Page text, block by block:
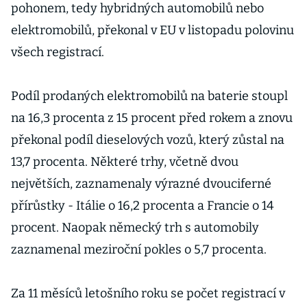
pohonem, tedy hybridných automobilů nebo
elektromobilů, překonal v EU v listopadu polovinu
všech registrací.
Podíl prodaných elektromobilů na baterie stoupl
na 16,3 procenta z 15 procent před rokem a znovu
překonal podíl dieselových vozů, který zůstal na
13,7 procenta. Některé trhy, včetně dvou
největších, zaznamenaly výrazné dvouciferné
přírůstky - Itálie o 16,2 procenta a Francie o 14
procent. Naopak německý trh s automobily
zaznamenal meziroční pokles o 5,7 procenta.
Za 11 měsíců letošního roku se počet registrací v